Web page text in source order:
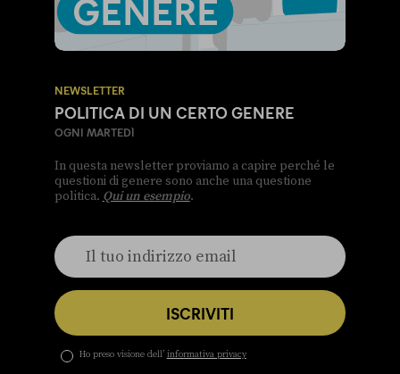
NEWSLETTER
POLITICA DI UN CERTO GENERE
OGNI MARTEDÌ
In questa newsletter proviamo a capire perché le
questioni di genere sono anche una questione
politica. Qui un esempio.
ISCRIVITI
Ho preso visione dell’ informativa privacy